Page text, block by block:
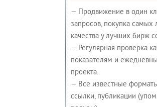
— Продвижение в один
запросов, покупка
качества у лучших бирж
— Регулярная проверка
показателям и
проекта.
— Все известные
ссылки, публикации